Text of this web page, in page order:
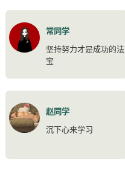
常同学
坚持努力才是成功的法
宝
赵同学
沉下心来学习